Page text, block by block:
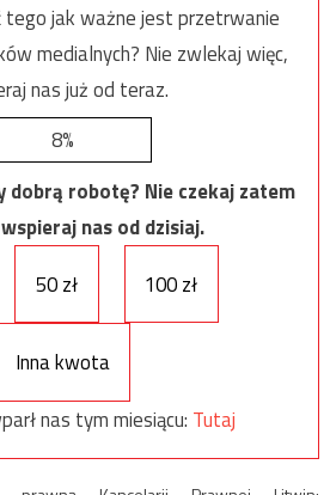
jak ważne jest przetrwanie
medialnych? Nie zwlekaj więc,
nas już od teraz.
8%
dobrą robotę? Nie czekaj zatem
nas od dzisiaj.
50 zł 100 zł
Inna kwota
nas tym miesiącu: Tutaj